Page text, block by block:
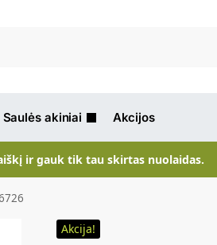
Saulės akiniai Akcijos
ir gauk tik tau skirtas nuolaidas.
Akcija!